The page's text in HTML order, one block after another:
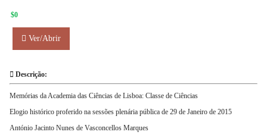
$0
Ver/Abrir
Descrição:
Memórias da Academia das Ciências de Lisboa: Classe de Ciências
Elogio histórico proferido na sessões plenária pública de 29 de Janeiro de 2015
António Jacinto Nunes de Vasconcellos Marques